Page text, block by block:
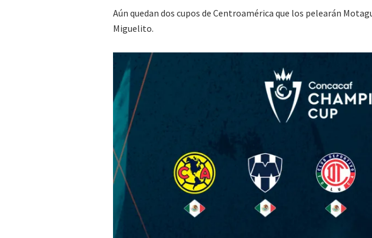
Aún quedan dos cupos de Centroamérica que los pelearán
Miguelito.